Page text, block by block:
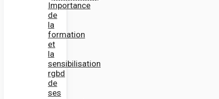
Importance
de
la
formation
et
la
sensibilisation
rgbd
de
ses